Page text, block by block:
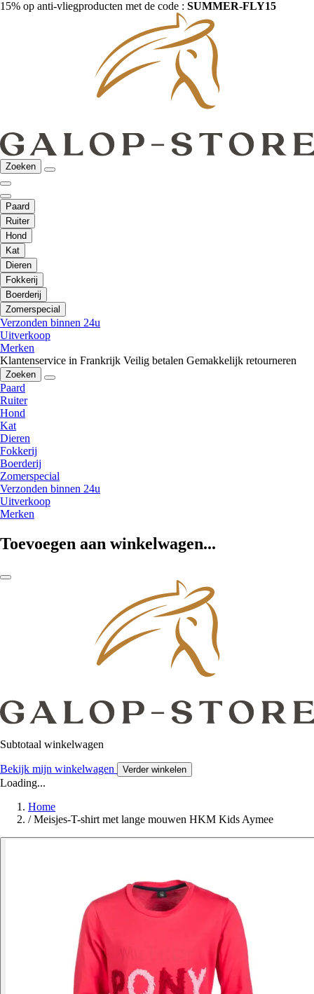
15% op anti-vliegproducten met de code : SUMMER-FLY15
Zoeken
Paard
Ruiter
Hond
Kat
Dieren
Fokkerij
Boerderij
Zomerspecial
Verzonden binnen 24u
Uitverkoop
Merken
Klantenservice in Frankrijk Veilig betalen Gemakkelijk retourneren
Zoeken
Paard
Ruiter
Hond
Kat
Dieren
Fokkerij
Boerderij
Zomerspecial
Verzonden binnen 24u
Uitverkoop
Merken
Toevoegen aan winkelwagen...
Subtotaal winkelwagen
Bekijk mijn winkelwagen Verder winkelen
Loading...
Home
/ Meisjes-T-shirt met lange mouwen HKM Kids Aymee